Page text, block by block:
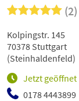
(2)
0178 4443899
Jetzt geöffnet
Kolpingstr. 145
70378 Stuttgart
(Steinhaldenfeld)